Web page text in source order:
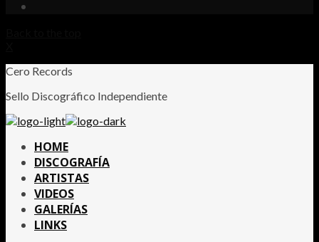
Cero Records
Sello Discográfico Independiente
HOME
DISCOGRAFÍA
ARTISTAS
VIDEOS
GALERÍAS
LINKS